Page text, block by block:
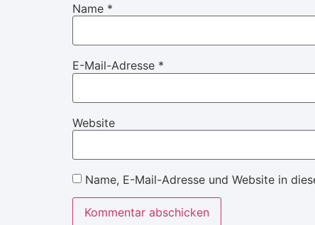
Name *
E-Mail-Adresse *
Website
Name, E-Mail-Adresse und Website in